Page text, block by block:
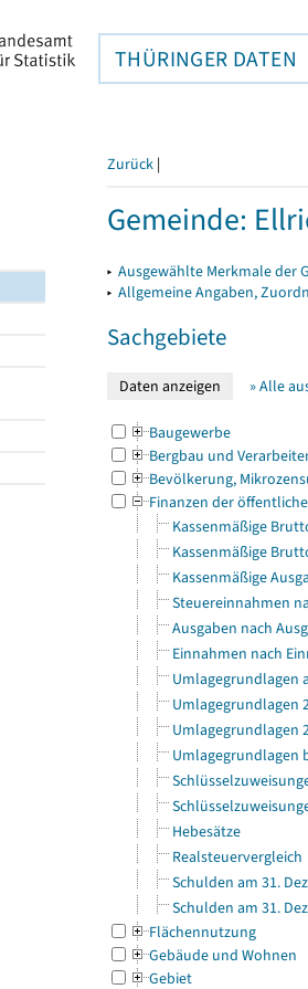
THÜRINGER DATEN
Zurück |
Gemeinde:
▸ Ausgewählte Merkmale der
▸ Allgemeine Angaben,
Sachgebiete
» Alle
Baugewerbe
Bergbau und
Bevölkerung,
Finanzen der
Kassenmäßige
Kassenmäßige
Kassenmäßige
Steuereinnahmen
Ausgaben nach
Einnahmen nach
Umlagegrundlagen
Umlagegrundlagen
Umlagegrundlagen
Umlagegrundlagen
Hebesätze
Realsteuervergleich
Schulden am 31.
Schulden am 31.
Flächennutzung
Gebäude und Wohnen
Gebiet